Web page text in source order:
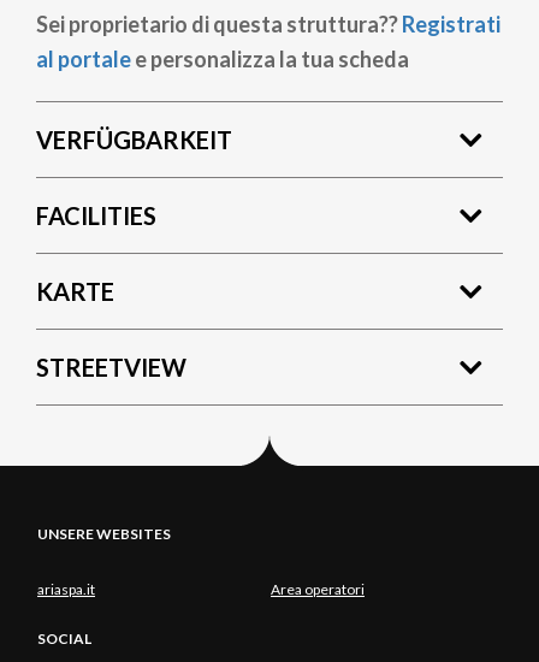
Sei proprietario di questa struttura??Registrati
al portalee personalizza la tua scheda
VERFÜGBARKEIT
FACILITIES
KARTE
STREETVIEW
UNSERE WEBSITES
ariaspa.it Area operatori
SOCIAL